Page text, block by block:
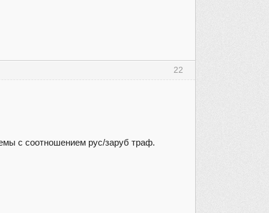
22
с соотношением рус/заруб траф.